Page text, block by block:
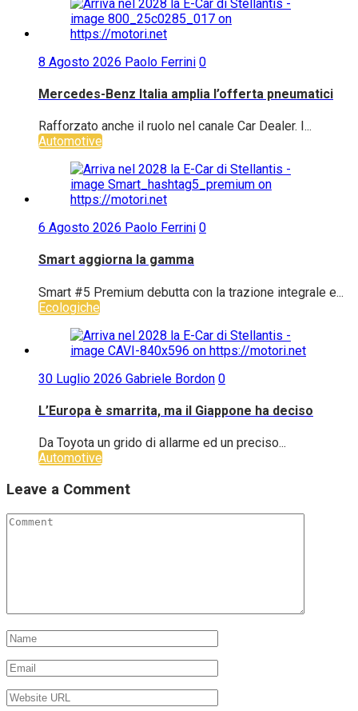
8 Agosto 2026 Paolo Ferrini 0
Mercedes-Benz Italia amplia l’offerta pneumatici
Rafforzato anche il ruolo nel canale Car Dealer. I...
Automotive
6 Agosto 2026 Paolo Ferrini 0
Smart aggiorna la gamma
Smart #5 Premium debutta con la trazione integrale e...
Ecologiche
30 Luglio 2026 Gabriele Bordon 0
L’Europa è smarrita, ma il Giappone ha deciso
Da Toyota un grido di allarme ed un preciso...
Automotive
Leave a Comment